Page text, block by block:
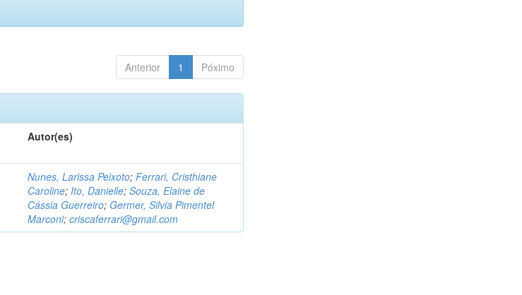
Anterior 1 Póximo
Autor(es)
Nunes, Larissa Peixoto;Ferrari, Cristhiane
Caroline;Ito, Danielle;Souza, Elaine de
Cássia Guerreiro; Germer, Silvia Pimentel
Marconi;criscaferrari@gmail.com